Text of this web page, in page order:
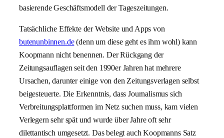
basierende Geschäftsmodell der Tageszeitungen.
Tatsächliche Effekte der Website und Apps von
butenunbinnen.de(denn um diese geht es ihm wohl) kann
Koopmann nicht benennen. Der Rückgang der
Zeitungsauflagen seit den 1990er Jahren hat mehrere
Ursachen, darunter einige von den Zeitungsverlagen selbst
beigesteuerte. Die Erkenntnis, dass Journalismus sich
Verbreitungsplattformen im Netz suchen muss, kam vielen
Verlegern sehr spät und wurde über Jahre oft sehr
dilettantisch umgesetzt. Das belegt auch Koopmanns Satz